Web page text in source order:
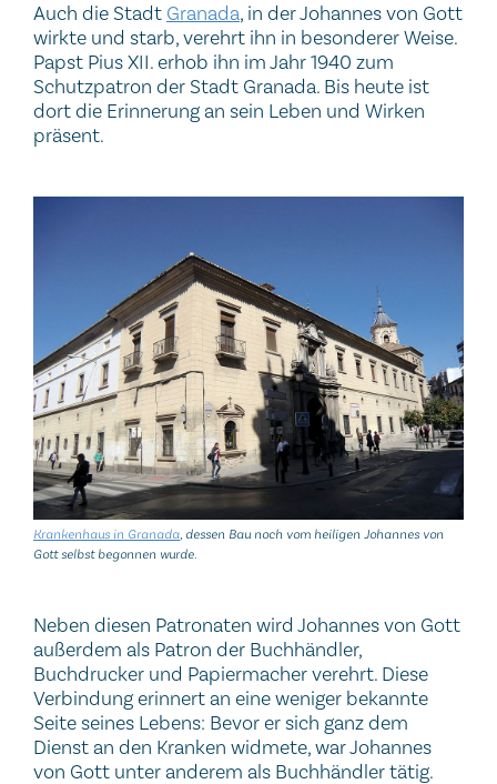
Auch die Stadt Granada, in der Johannes von Gott
wirkte und starb, verehrt ihn in besonderer Weise.
Papst Pius XII. erhob ihn im Jahr 1940 zum
Schutzpatron der Stadt Granada. Bis heute ist
dort die Erinnerung an sein Leben und Wirken
präsent.
Krankenhaus in Granada, dessen Bau noch vom heiligen Johannes von
Gott selbst begonnen wurde.
Neben diesen Patronaten wird Johannes von Gott
außerdem als Patron der Buchhändler,
Buchdrucker und Papiermacher verehrt. Diese
Verbindung erinnert an eine weniger bekannte
Seite seines Lebens: Bevor er sich ganz dem
Dienst an den Kranken widmete, war Johannes
von Gott unter anderem als Buchhändler tätig.